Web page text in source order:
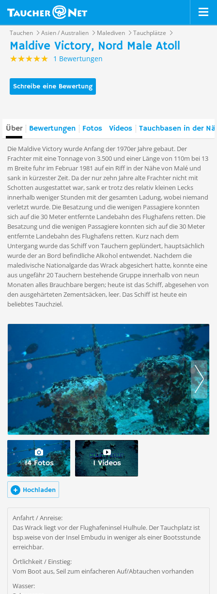
Tauchen Asien / Australien Malediven Tauchplätze
Maldive Victory, Nord Male Atoll
1 Bewertungen
Schreibe eine Bewertung
Über Bewertungen Fotos Videos Tauchbasen in der
Die Maldive Victory wurde Anfang der 1970er Jahre gebaut. Der
Frachter mit eine Tonnage von 3.500 und einer Länge von 110m bei 13
m Breite fuhr im Februar 1981 auf ein Riff in der Nähe von Malé und
sank in kürzester Zeit. Da der nur zehn Jahre alte Frachter nicht mit
Schotten ausgestattet war, sank er trotz des relativ kleinen Lecks
innerhalb weniger Stunden mit der gesamten Ladung, wobei niemand
verletzt wurde. Die Besatzung und die wenigen Passagiere konnten
sich auf die 30 Meter entfernte Landebahn des Flughafens retten. Die
Besatzung und die wenigen Passagiere konnten sich auf die 30 Meter
entfernte Landebahn des Flughafens retten. Kurz nach dem
Untergang wurde das Schiff von Tauchern geplündert, hauptsächlich
wurde der an Bord befindliche Alkohol entwendet. Nachdem die
maledivische Nationalgarde das Wrack abgesichert hatte, konnte eine
aus ungefähr 20 Tauchern bestehende Gruppe innerhalb von neun
Monaten alles Brauchbare bergen; heute ist das Schiff, abgesehen von
den ausgehärteten Zementsäcken, leer. Das Schiff ist heute ein
beliebtes Tauchziel.
14 Fotos 1 Videos
Hochladen
Anfahrt / Anreise:
Das Wrack liegt vor der Flughafeninsel Hulhule. Der Tauchplatz ist
bsp.weise von der Insel Embudu in weniger als einer Bootsstunde
erreichbar.
Örtlichkeit / Einstieg:
Vom Boot aus, Seil zum einfacheren Auf/Abtauchen vorhanden
Wasser: